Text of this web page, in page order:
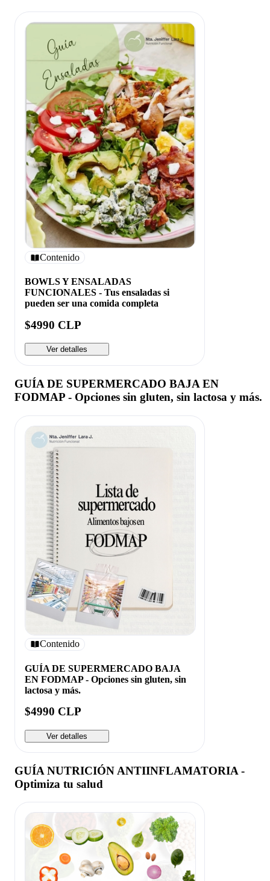
Contenido
BOWLS Y ENSALADAS
FUNCIONALES - Tus ensaladas si
pueden ser una comida completa
$4990 CLP
Ver detalles
GUÍA DE SUPERMERCADO BAJA EN
FODMAP - Opciones sin gluten, sin lactosa y más.
Contenido
GUÍA DE SUPERMERCADO BAJA
EN FODMAP - Opciones sin gluten, sin
lactosa y más.
$4990 CLP
Ver detalles
GUÍA NUTRICIÓN ANTIINFLAMATORIA -
Optimiza tu salud